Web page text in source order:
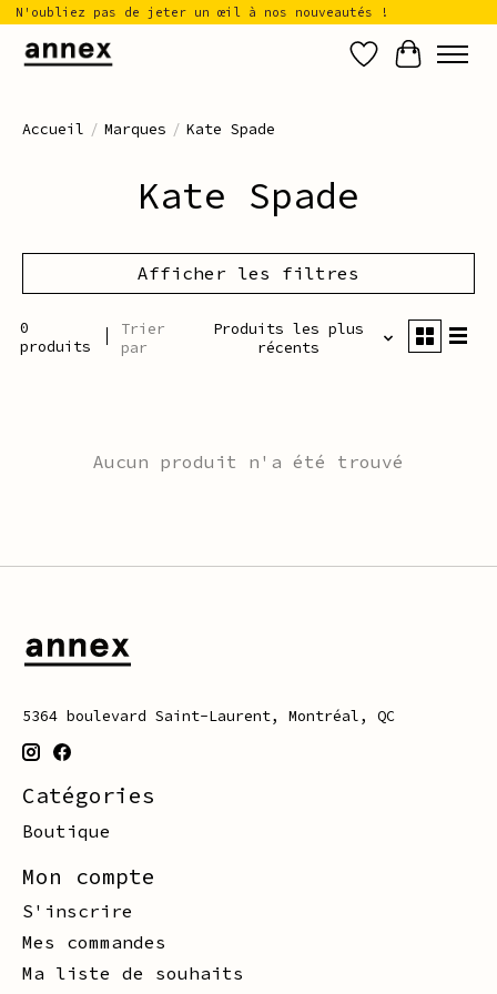
N'oubliez pas de jeter un œil à nos nouveautés !
Liste de
Panier
Accueil / Marques / Kate Spade
Kate Spade
Afficher les filtres
0
produits
Trier
par
Produits les plus
récents
Aucun produit n'a été trouvé
5364 boulevard Saint-Laurent, Montréal, QC
Catégories
Boutique
Mon compte
S'inscrire
Mes commandes
Ma liste de souhaits